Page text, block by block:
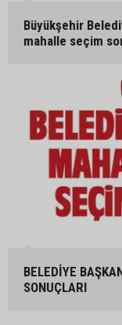
Büyükşehir
mahalle seçim
BELEDİYE
SONUÇLARI